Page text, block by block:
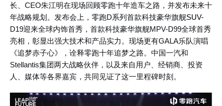
长、CEO朱江明在现场回顾零跑十年造车之路，并发布未来十
年战略规划。 发布会 上，零跑D系列首款科技豪华旗舰SUV-
D19迎来全球内饰首秀，首款科技豪华旗舰MPV-D99全球首秀
亮相，彰显出强大技术和产品实力。现场更有GALA乐队演唱
《追梦赤子心》，诠释零跑十年追梦之路。中国一汽和
Stellantis集团两大战略伙伴，以及来自用户、经销商、投资
人、媒体等各界嘉宾，共同见证了这一里程碑时刻。